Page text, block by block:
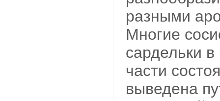
разными
Многие
сардельки
части
выведена